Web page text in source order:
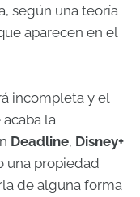
según una teoría
aparecen en el
incompleta y el
la
Deadline, Disney+
una propiedad
de alguna forma